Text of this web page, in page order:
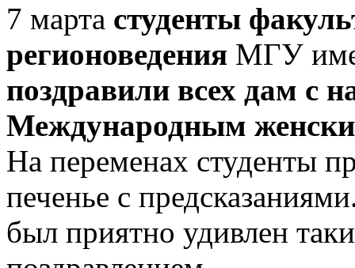
7 марта студенты
регионоведения МГУ
поздравили всех дам с
Международным
На переменах студенты
печенье с
был приятно удивлен